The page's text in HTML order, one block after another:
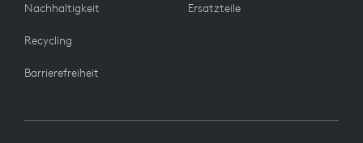
Nachhaltigkeit
Recycling
Barrierefreiheit
Ersatzteile